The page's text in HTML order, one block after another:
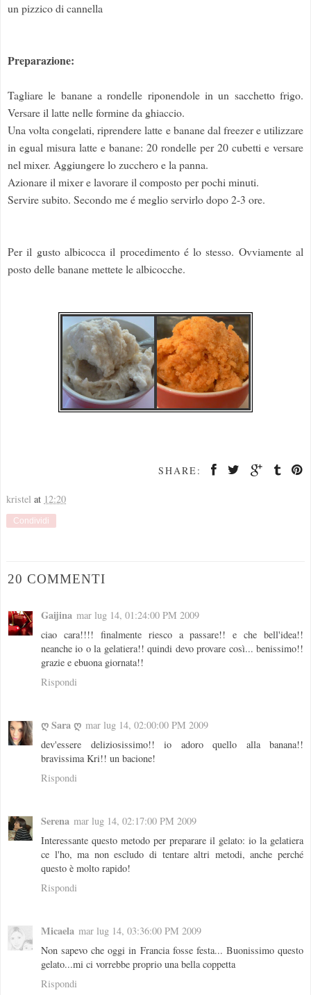
un pizzico di cannella
Preparazione:
Tagliare le banane a rondelle riponendole in un sacchetto frigo.
Versare il latte nelle formine da ghiaccio.
Una volta congelati, riprendere latte e banane dal freezer e utilizzare
in egual misura latte e banane: 20 rondelle per 20 cubetti e versare
nel mixer. Aggiungere lo zucchero e la panna.
Azionare il mixer e lavorare il composto per pochi minuti.
Servire subito. Secondo me é meglio servirlo dopo 2-3 ore.
Per il gusto albicocca il procedimento é lo stesso. Ovviamente al
posto delle banane mettete le albicocche.
SHARE:
kristel at 12:20
Condividi
20 COMMENTI
Gaijina mar lug 14, 01:24:00 PM 2009
ciao cara!!!! finalmente riesco a passare!! e che bell'idea!!
neanche io o la gelatiera!! quindi devo provare così... benissimo!!
grazie e ebuona giornata!!
Rispondi
ღ Sara ღ mar lug 14, 02:00:00 PM 2009
dev'essere deliziosissimo!! io adoro quello alla banana!!
bravissima Kri!! un bacione!
Rispondi
Serena mar lug 14, 02:17:00 PM 2009
Interessante questo metodo per preparare il gelato: io la gelatiera
ce l'ho, ma non escludo di tentare altri metodi, anche perché
questo è molto rapido!
Rispondi
Micaela mar lug 14, 03:36:00 PM 2009
Non sapevo che oggi in Francia fosse festa... Buonissimo questo
gelato...mi ci vorrebbe proprio una bella coppetta
Rispondi